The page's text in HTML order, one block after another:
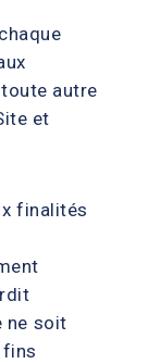
autre
et
finalités
ne soit
fins